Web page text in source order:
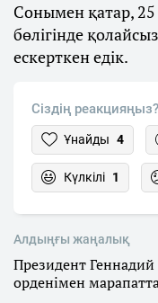
Сонымен қатар,
бөлігінде
ескерткен едік.
Сіздің реакцияңыз?
Ұнайды 4
Күлкілі 1
Алдыңғы жаңалық
Президент Геннадий
орденімен